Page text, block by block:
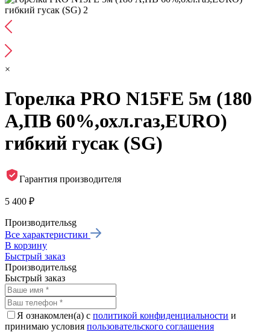
×
Горелка PRO N15FE 5м (180
А,ПВ 60%,охл.газ,EURO)
гибкий гусак (SG)
Гарантия производителя
5 400 ₽
Производительsg
Все характеристики
В корзину
Быстрый заказ
Производительsg
Быстрый заказ
Я ознакомлен(а) с политикой конфиденциальности и
принимаю условия пользовательского соглашения